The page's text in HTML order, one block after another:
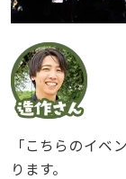
「こちらのイベ
ります。